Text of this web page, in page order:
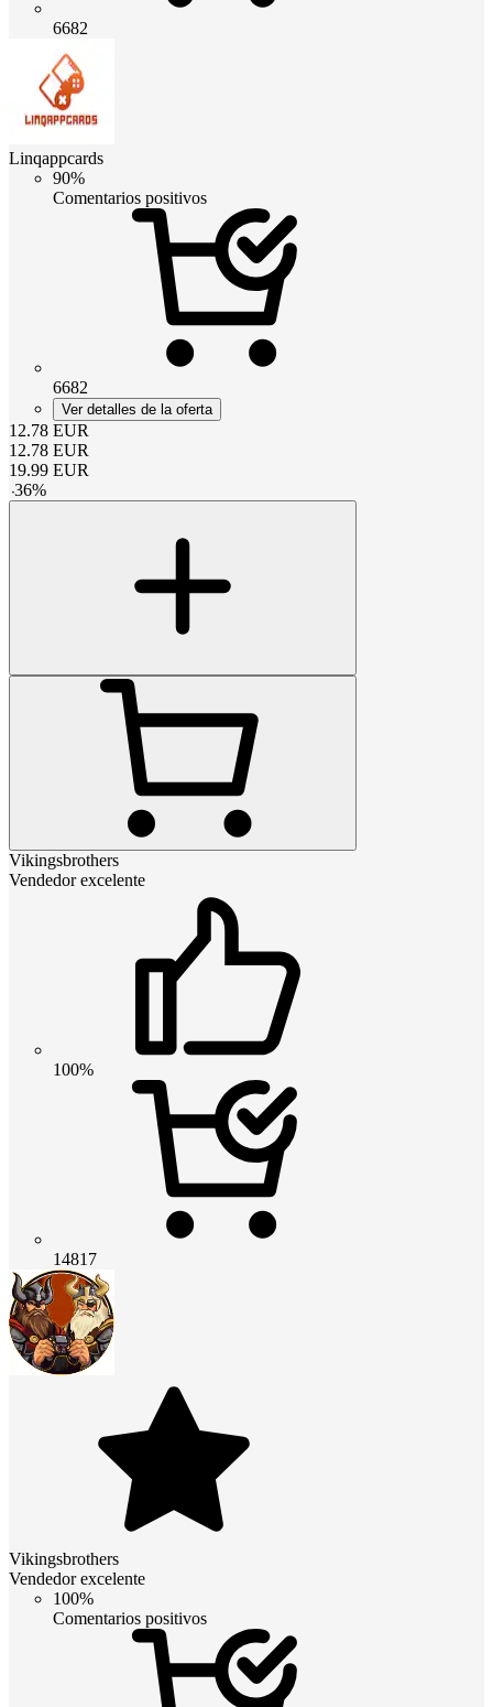
6682
Linqappcards
90%
Comentarios positivos
6682
Ver detalles de la oferta
12.78 EUR
12.78 EUR
19.99 EUR
-36%
Vikingsbrothers
Vendedor excelente
100%
14817
Vikingsbrothers
Vendedor excelente
100%
Comentarios positivos